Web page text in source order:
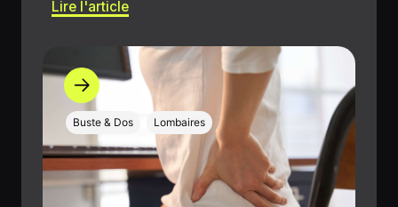
Lire l'article
Buste & Dos Lombaires